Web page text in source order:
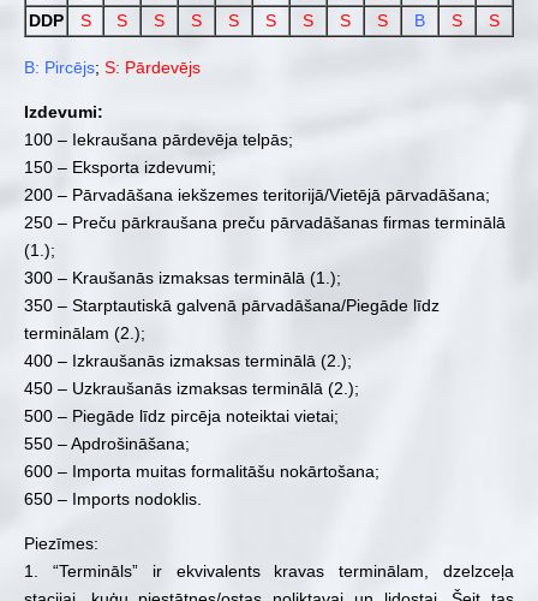
DDP
S S S S S S S S S B S S
B: Pircējs; S: Pārdevējs
Izdevumi:
100 – Iekraušana pārdevēja telpās;
150 – Eksporta izdevumi;
200 – Pārvadāšana iekšzemes teritorijā/Vietējā pārvadāšana;
250 – Preču pārkraušana preču pārvadāšanas firmas terminālā
(1.);
300 – Kraušanās izmaksas terminālā (1.);
350 – Starptautiskā galvenā pārvadāšana/Piegāde līdz
terminālam (2.);
400 – Izkraušanās izmaksas terminālā (2.);
450 – Uzkraušanās izmaksas terminālā (2.);
500 – Piegāde līdz pircēja noteiktai vietai;
550 – Apdrošināšana;
600 – Importa muitas formalitāšu nokārtošana;
650 – Imports nodoklis.
Piezīmes:
1. “Termināls” ir ekvivalents kravas terminālam, dzelzceļa